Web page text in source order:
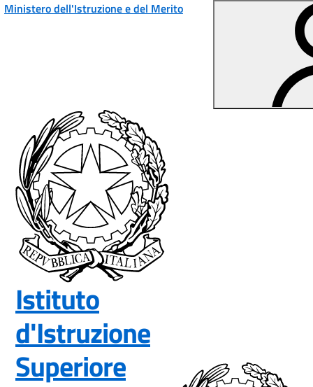
Vai ai contenuti
Vai al menu di navigazione
Vai al footer
Ministero dell'Istruzione e del Merito
Istituto
d'Istruzione
Superiore